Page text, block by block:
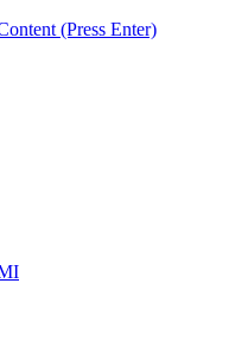
(Press Enter)